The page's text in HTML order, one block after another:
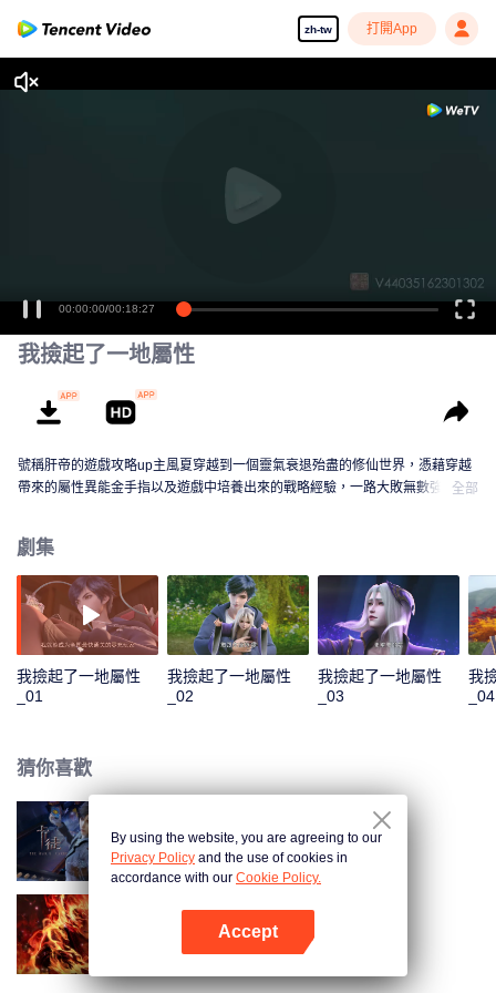
zh-tw 打開App
00:00:00/00:18:27
我撿起了一地屬性
號稱肝帝的遊戲攻略up主風夏穿越到一個靈氣衰退殆盡的修仙世界，憑藉穿越
帶來的屬性異能金手指以及遊戲中培養出來的戰略經驗，一路大敗無數強敵，
的迫害，並復甦了玄元世界的天地靈氣；玄元世界靈氣復甦後，界外勢力將玄
元世界視為一塊肥肉，開始搶奪。為保此界安寧，風夏與塵海老祖攜手弒神，
守護住了世界和平；但塵海老祖卻因此不幸身逝，為找到使塵海老祖復生的辦
法，風夏最終踏上了成神之路。
全部
劇集
我撿起了一地屬性
_01
我撿起了一地屬性
_02
我撿起了一地屬性
_03
我
_04
猜你喜歡
卡徒
大猿魂
By using the website, you are agreeing to our
Privacy Policy and the use of cookies in
accordance with our Cookie Policy.
Accept